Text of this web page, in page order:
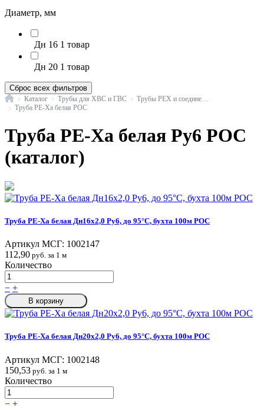
Диаметр, мм
Дн 16 1 товар
Дн 20 1 товар
Сброс всех фильтров
ГлавнаяКаталог Трубы для ХВС и ГВС
Труба PE-Xa белая РОС
Труба PE-Xa белая Ру6 РОС
(каталог)
Труба PE-Xa белая Дн16х2,0 Ру6, до 95°C, бухта 100м РОС
Артикул МСГ: 1002147
112,90 руб. за 1 м
Количество
− +
В корзину
Труба PE-Xa белая Дн20х2,0 Ру6, до 95°C, бухта 100м РОС
Артикул МСГ: 1002148
150,53 руб. за 1 м
Количество
− +